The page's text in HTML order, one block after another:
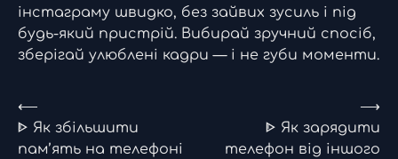
інстаграму швидко, без зайвих зусиль і під
будь-який пристрій. Вибирай зручний спосіб,
зберігай улюблені кадри — і не губи моменти.
Навігація
записів
⟵
ᐈ Як збільшити
пам’ять на телефоні
ᐈ Як зарядити
телефон від іншого
⟶